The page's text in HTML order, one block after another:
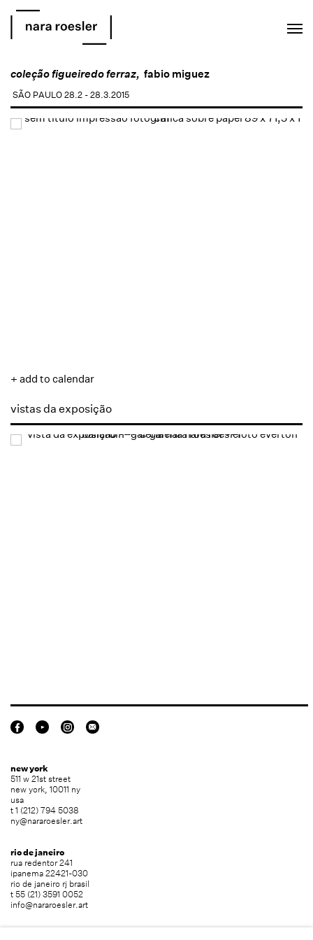
SÃO PAULO28.2 - 28.3.2015
fabio miguez
coleção figueiredo ferraz,
Open a larger version of the following image in a popup:
+ add to calendar
vistas da exposição
Open a larger version of the following image in a popup:
new york
511 w 21st street
new york, 10011 ny
usa
t 1 (212) 794 5038
ny@nararoesler.art
rio de janeiro
rua redentor 241
ipanema 22421-030
rio de janeiro rj brasil
t 55 (21) 3591 0052
info@nararoesler.art